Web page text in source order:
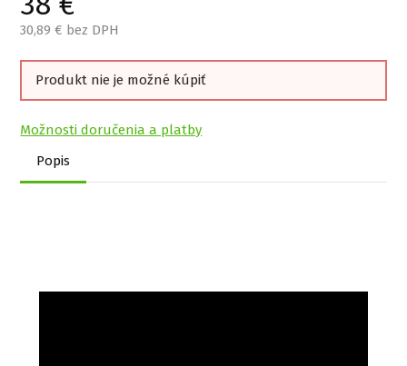
30,89 € bez DPH
Produkt nie je možné kúpiť
Možnosti doručenia a platby
Popis